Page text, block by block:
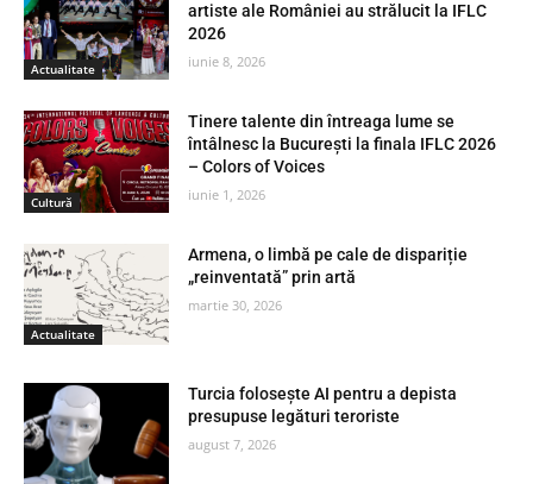
Actualitate
artiste ale României au strălucit la IFLC
2026
iunie 8, 2026
Cultură
Tinere talente din întreaga lume se
întâlnesc la București la finala IFLC 2026
– Colors of Voices
iunie 1, 2026
Actualitate
Armena, o limbă pe cale de dispariție
„reinventată” prin artă
martie 30, 2026
Turcia folosește AI pentru a depista
presupuse legături teroriste
august 7, 2026